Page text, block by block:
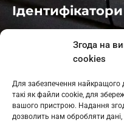
Згода на
cookies
Для забезпечення найкращого
такі як файли cookie, для
вашого пристрою. Надання
дозволить нам обробляти дані,
: L11-01410
: L11-01801
Косів: L11-01805
Гарасимів: L11-02274